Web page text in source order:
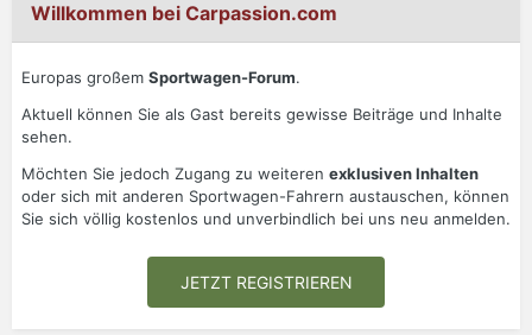
Willkommen bei Carpassion.com
Europas großem Sportwagen-Forum.
Aktuell können Sie als Gast bereits gewisse Beiträge und Inhalte
sehen.
Möchten Sie jedoch Zugang zu weiteren exklusiven Inhalten
oder sich mit anderen Sportwagen-Fahrern austauschen, können
Sie sich völlig kostenlos und unverbindlich bei uns neu anmelden.
JETZT REGISTRIEREN